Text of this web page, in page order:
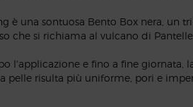
è una sontuosa Bento Box nera, un
che si richiama al vulcano di
l'applicazione e fino a fine giornata,
pelle risulta più uniforme, pori e